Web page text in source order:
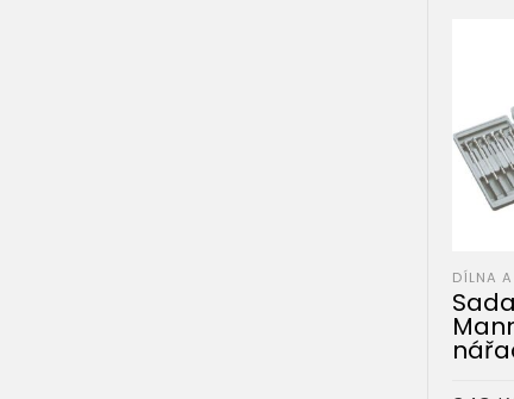
DÍLNA
Sada